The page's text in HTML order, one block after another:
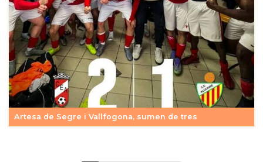
Artesa de Segre i Vallfogona, sumen de tres